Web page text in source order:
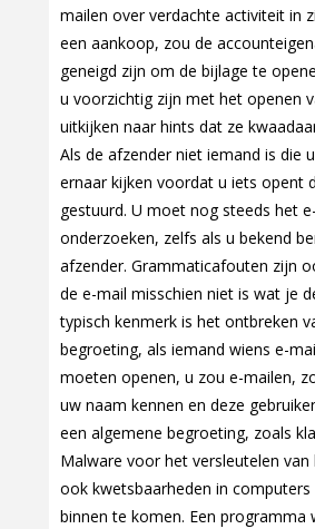
mailen over verdachte activiteit in
een aankoop, zou de
geneigd zijn om de bijlage te
u voorzichtig zijn met het openen
uitkijken naar hints dat ze
Als de afzender niet iemand is die
ernaar kijken voordat u iets opent
gestuurd. U moet nog steeds het
onderzoeken, zelfs als u bekend
afzender. Grammaticafouten zijn
de e-mail misschien niet is wat je
typisch kenmerk is het ontbreken
begroeting, als iemand wiens e-
moeten openen, u zou e-mailen,
uw naam kennen en deze
een algemene begroeting, zoals
Malware voor het versleutelen van
ook kwetsbaarheden in computers
binnen te komen. Een programma